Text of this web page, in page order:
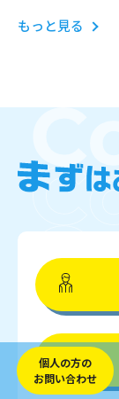
もっと見る
個人の方の
お問い合わせ